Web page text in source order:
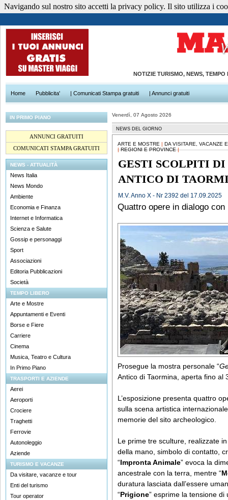
NOTIZIE TURISMO, NEWS,
Home Pubblicita' | Comunicati Stampa gratuiti | Annunci gratuiti
IN PRIMO PIANO
ANNUNCI GRATUITI
COMUNICATI STAMPA GRATUITI
NEWS - ATTUALITÀ
News Italia
News Mondo
Ambiente
Economia e Finanza
Internet e Informatica
Scienza e Salute
Gossip e personaggi
Sport
Associazioni
Editoria Pubblicazioni
Società
TEMPO LIBERO
Arte e Mostre
Appuntamenti e Eventi
Borse e Fiere
Carriere
Cinema
Musica, Teatro e Cultura
In Primo Piano
TRASPORTI E AZIENDE
Aerei
Aeroporti
Crociere
Traghetti
Ferrovie
Autonoleggio
Aziende
TURISMO E VACANZE
Da visitare, vacanze e tour
Enti del turismo
Tour operator
Venerdì, 07 Agosto 2026
NEWS DEL GIORNO
ARTE E MOSTRE | DA VISITARE, VACANZE
|REGIONI E PROVINCE|
GESTI SCOLPITI
ANTICO DI
M.V. Anno X - Nr 2392 del 17.09.2025
Quattro opere in dialogo
Prosegue la mostra personale “
Antico di Taormina, aperta fino al
L’esposizione presenta quattro
sulla scena artistica
memorie del sito archeologico.
Le prime tre sculture, realizzate
della mano, simbolo di contatto,
“Impronta Animale” evoca la
ancestrale con la terra, mentre “
duratura lasciata dall’essere
“Prigione” esprime la tensione
Navigando sul nostro sito accetti la privacy policy. Il sito utilizza i